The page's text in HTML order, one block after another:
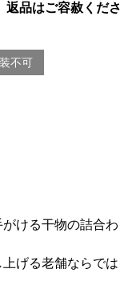
返品はご容赦くださ
不可
ける干物の詰合わ
げる老舗ならでは